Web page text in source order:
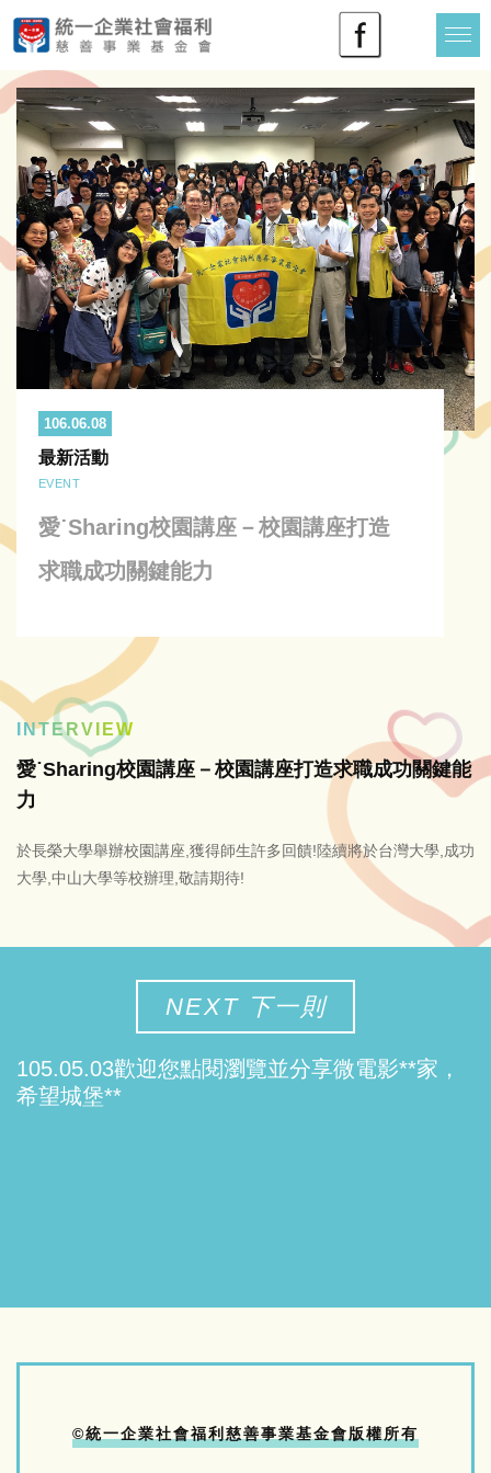
106.06.08
最新活動
EVENT
愛˙Sharing校園講座－校園講座打造
求職成功關鍵能力
INTERVIEW
愛˙Sharing校園講座－校園講座打造求職成功關鍵能
力
於長榮大學舉辦校園講座,獲得師生許多回饋!陸續將於台灣大學,成功
大學,中山大學等校辦理,敬請期待!
NEXT 下一則
105.05.03歡迎您點閱瀏覽並分享微電影**家，
希望城堡**
©統一企業社會福利慈善事業基金會版權所有